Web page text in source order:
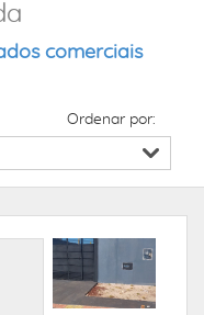
comerciais
Ordenar por: